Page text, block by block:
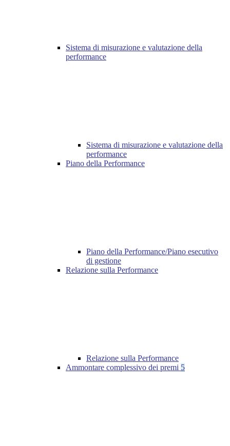
Sistema di misurazione e valutazione della
performance
Sistema di misurazione e valutazione della
performance
Piano della Performance
Piano della Performance/Piano esecutivo
di gestione
Relazione sulla Performance
Relazione sulla Performance
Ammontare complessivo dei premi 5